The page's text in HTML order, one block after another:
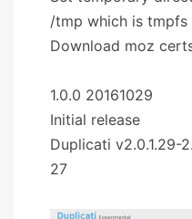
/tmp which is tmpfs
Download moz
1.0.0 20161029
Initial release
Duplicati v2.0.1.29-
27